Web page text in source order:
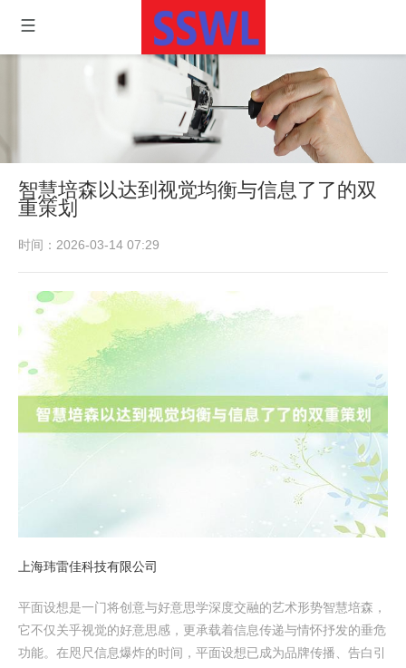
智慧培森以达到视觉均衡与信息了了的双
重策划
时间：2026-03-14 07:29
上海玮雷佳科技有限公司
平面设想是一门将创意与好意思学深度交融的艺术形势智慧培森，
它不仅关乎视觉的好意思感，更承载着信息传递与情怀抒发的垂危
功能。在咫尺信息爆炸的时间，平面设想已成为品牌传播、告白引